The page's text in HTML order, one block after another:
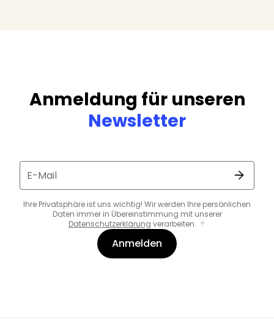
Anmeldung für unseren
Newsletter
E-Mail
Ihre Privatsphäre ist uns wichtig! Wir werden Ihre persönlichen
Daten immer in Übereinstimmung mit unserer
Datenschutzerklärung verarbeiten.
Anmelden